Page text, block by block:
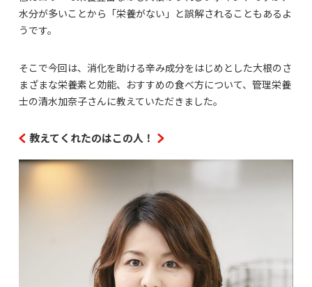
水分が多いことから「栄養がない」と誤解されることもあるよ
うです。
そこで今回は、消化を助ける辛み成分をはじめとした大根のさ
まざまな栄養素と効能、おすすめの食べ方について、管理栄養
士の清水加奈子さんに教えていただきました。
教えてくれたのはこの人！